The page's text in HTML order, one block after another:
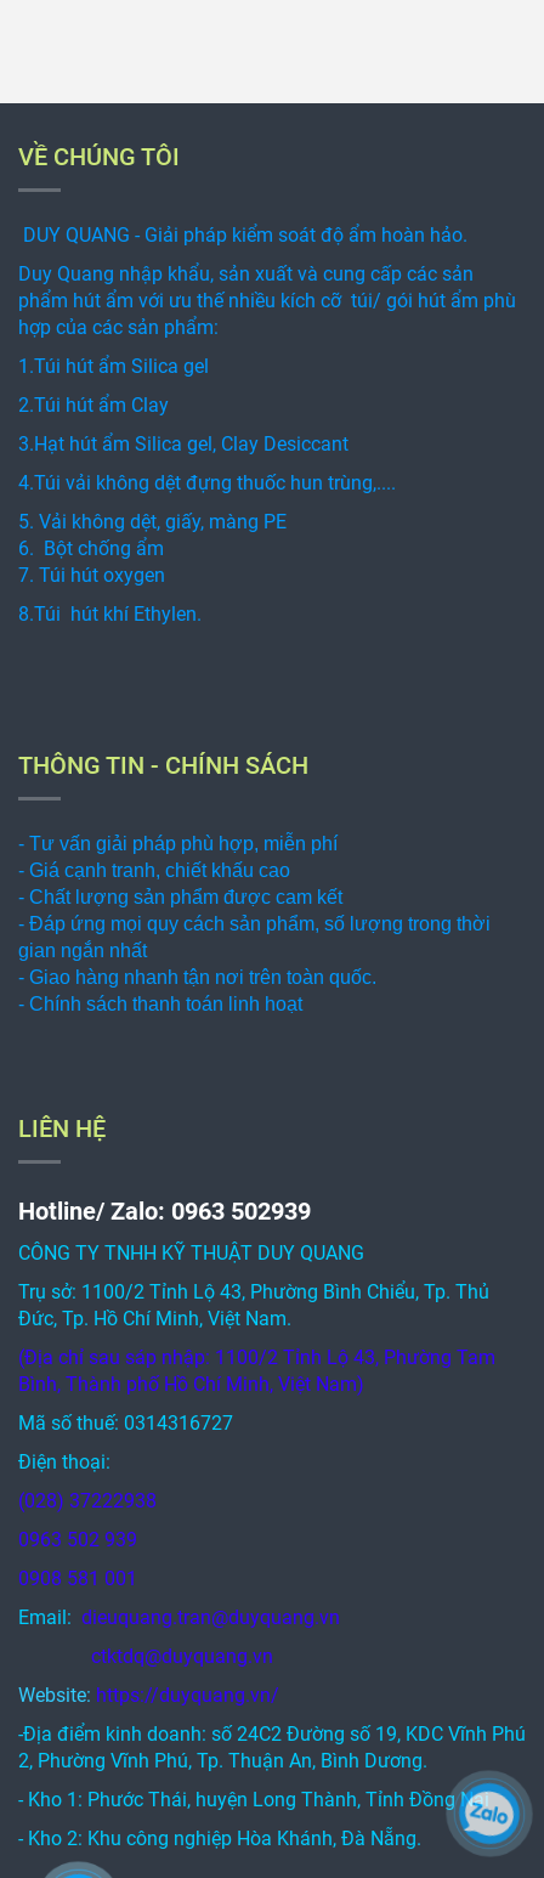
VỀ CHÚNG TÔI
DUY QUANG - Giải pháp kiểm soát độ ẩm hoàn hảo.
Duy Quang nhập khẩu, sản xuất và cung cấp các sản
phẩm hút ẩm với ưu thế nhiều kích cỡ túi/ gói hút ẩm phù
hợp của các sản phẩm:
1.Túi hút ẩm Silica gel
2.Túi hút ẩm Clay
3.Hạt hút ẩm Silica gel, Clay Desiccant
4.Túi vải không dệt đựng thuốc hun trùng,....
5. Vải không dệt, giấy, màng PE
6. Bột chống ẩm
7. Túi hút oxygen
8.Túi hút khí Ethylen.
THÔNG TIN - CHÍNH SÁCH
- Tư vấn giải pháp phù hợp, miễn phí
- Giá cạnh tranh, chiết khấu cao
- Chất lượng sản phẩm được cam kết
- Đáp ứng mọi quy cách sản phẩm, số lượng trong thời
gian ngắn nhất
- Giao hàng nhanh tận nơi trên toàn quốc.
- Chính sách thanh toán linh hoạt
LIÊN HỆ
Hotline/ Zalo: 0963 502939
CÔNG TY TNHH KỸ THUẬT DUY QUANG
Trụ sở: 1100/2 Tỉnh Lộ 43, Phường Bình Chiểu, Tp. Thủ
Đức, Tp. Hồ Chí Minh, Việt Nam.
(Địa chỉ sau sáp nhập: 1100/2 Tỉnh Lộ 43, Phường Tam
Bình, Thành phố Hồ Chí Minh, Việt Nam)
Mã số thuế: 0314316727
Điện thoại:
(028) 37222938
0963 502 939
0908 581 001
Email: dieuquang.tran@duyquang.vn
ctktdq@duyquang.vn
Website: https://duyquang.vn/
-Địa điểm kinh doanh: số 24C2 Đường số 19, KDC Vĩnh Phú
2, Phường Vĩnh Phú, Tp. Thuận An, Bình Dương.
- Kho 1: Phước Thái, huyện Long Thành, Tỉnh Đồng Nai
- Kho 2: Khu công nghiệp Hòa Khánh, Đà Nẵng.